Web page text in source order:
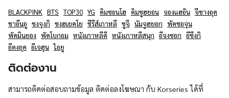
BLACKPINK BTS TOP30 YG คิมซอนโฮ คิมซูฮยอน จองแฮอิน จีชางอุค
ชาอึนอู ซงจุงกิ ซงฮเยคโย ซีรีส์เกาหลี ซูจี นัมจูฮยอก พัคซอจุน
พัคมินยอง พัคโบกอม หนังเกาหลีดี หนังเกาหลีสนุก อีจงซอก อีซึงกิ
อีดงอุค อีเจฮุน ไอยู
ติดต่องาน
สามารถติดต่อสอบถามข้อมูล ติดต่อลงโฆษณา กับ Korseries ได้ที่